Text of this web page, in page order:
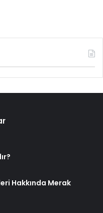
Hakkında Merak